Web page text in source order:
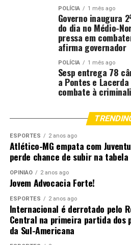
POLÍCIA 1 mês ago
Governo inaugura
do dia no Médio-
pressa em
afirma governador
POLÍCIA 1 mês ago
Sesp entrega 78
a Pontes e
combate à
ESPORTES 2 anos ago
Atlético-MG empata com
perde chance de subir na tabela
OPINIÃO 2 anos ago
Jovem Advocacia Forte!
ESPORTES 2 anos ago
Internacional é derrotado pelo
Central na primeira partida dos
da Sul-Americana